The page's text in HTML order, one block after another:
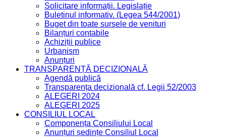
Solicitare informații. Legislație
Buletinul informativ. (Legea 544/2001)
Buget din toate sursele de venituri
Bilanțuri contabile
Achiziții publice
Urbanism
Anunțuri
TRANSPARENȚĂ DECIZIONALĂ
Agendă publică
Transparența decizională cf. Legii 52/2003
ALEGERI 2024
ALEGERI 2025
CONSILIUL LOCAL
Componența Consiliului Local
Anunțuri ședințe Consiliul Local